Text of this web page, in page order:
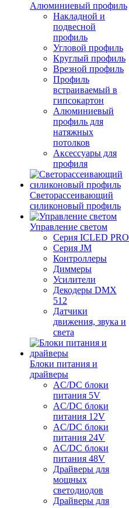
Алюминиевый профиль
Накладной и
подвесной
профиль
Угловой профиль
Круглый профиль
Врезной профиль
Профиль
встраиваемый в
гипсокартон
Алюминиевый
профиль для
натяжных
потолков
Аксессуары для
профиля
Светорассеивающий
силиконовый профиль
Управление светом
Серия ICLED PRO
Серия JM
Контроллеры
Диммеры
Усилители
Декодеры DMX
512
Датчики
движения, звука и
света
Блоки питания и
драйверы
AC/DC блоки
питания 5V
AC/DC блоки
питания 12V
AC/DC блоки
питания 24V
AC/DC блоки
питания 48V
Драйверы для
мощных
светодиодов
Драйверы для